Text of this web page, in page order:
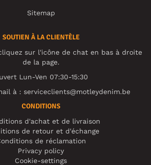
Sitemap
SOUTIEN À LA CLIENTÈLE
sur l'icône de chat en bas à droite
de la page.
Lun-Ven 07:30-15:30
à : serviceclients@motleydenim.be
CONDITIONS
d'achat et de livraison
de retour et d'échange
de réclamation
Privacy policy
Cookie-settings